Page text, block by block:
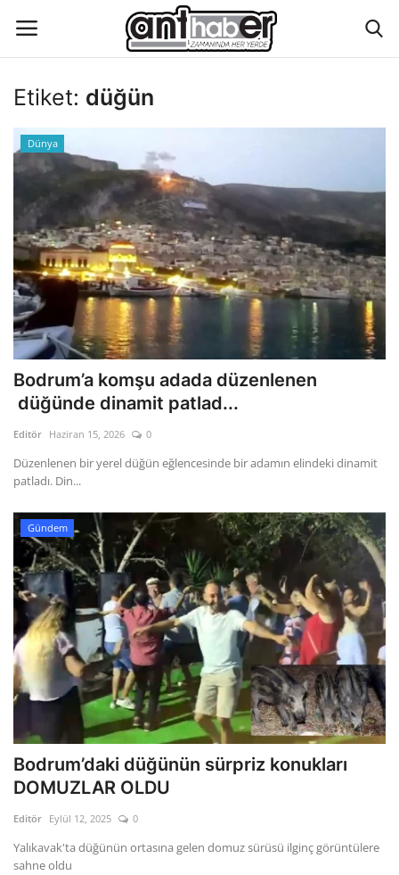
Eğitim
Aktüel Magazin
Hakkımızda
İletişim
Asayiş
Çevre
Gizlilik Politikası
Reklam ve İşbirliği
Bodrum Trafik Yoğunluk Haritası
Turizm
Siyaset
Bodrum Nöbetçi Eczaneler
Köşe Yazarları
Spor
Sağlık
Etiket: düğün
Dünya
Bodrum’a komşu adada düzenlenen
düğünde dinamit patlad...
Editör Haziran 15, 2026 0
Düzenlenen bir yerel düğün eğlencesinde bir adamın elindeki dinamit
patladı. Din...
Gündem
Bodrum’daki düğünün sürpriz konukları
DOMUZLAR OLDU
Editör Eylül 12, 2025 0
Yalıkavak'ta düğünün ortasına gelen domuz sürüsü ilginç görüntülere
sahne oldu